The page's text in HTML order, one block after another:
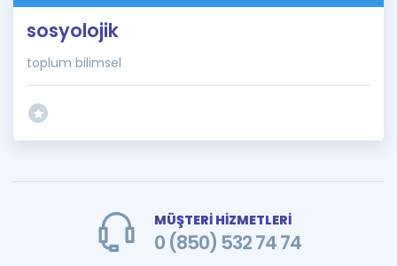
sosyolojik
toplum bilimsel
MÜŞTERİ HİZMETLERİ
0 (850) 532 74 74